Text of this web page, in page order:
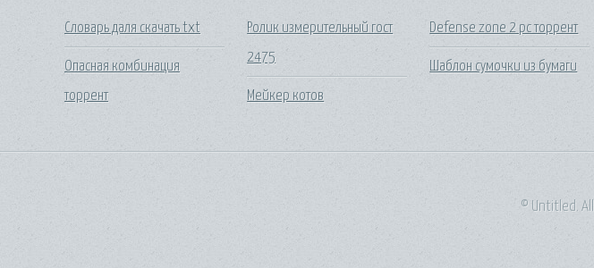
Словарь даля скачать txt
Опасная комбинация
торрент
Ролик измерительный гост
2475
Мейкер котов
Defense zone 2 pc торрент
Шаблон сумочки из бумаги
© Untitled.